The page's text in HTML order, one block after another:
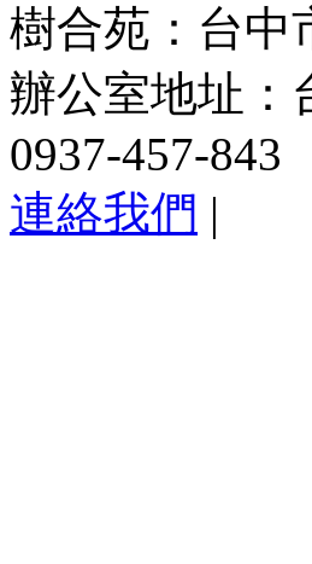
樹合苑：台中
辦公室地址：
0937-457-843
連絡我們 |